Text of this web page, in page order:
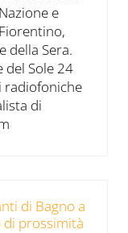
e
della Sera.
del Sole 24
radiofoniche
di
di Bagno a
di prossimità